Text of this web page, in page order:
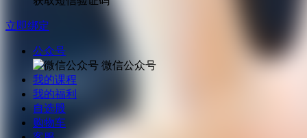
立即绑定
公众号
微信公众号
我的课程
我的福利
自选股
购物车